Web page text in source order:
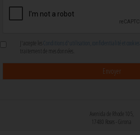
J'accepte les Conditions d'utilisation, confidentialité et cookies
traitement de mes données.
Avenida de Rhode 105,
17480 Roses - Girona